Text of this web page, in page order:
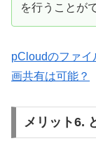
を行うことが
pCloudのファイ
画共有は可能？
メリット6.